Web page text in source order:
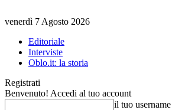
venerdì 7 Agosto 2026
Editoriale
Interviste
Oblo.it: la storia
Registrati
Benvenuto! Accedi al tuo account
il tuo username